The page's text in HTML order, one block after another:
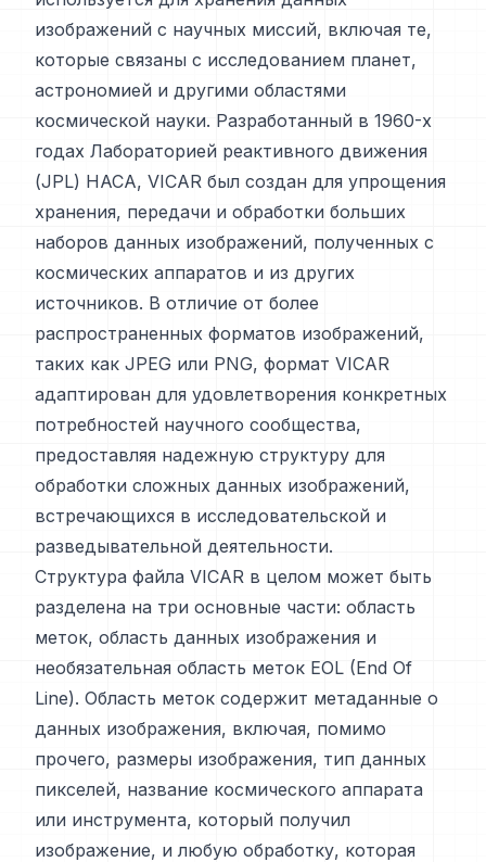
изображений с научных миссий, включая те,
которые связаны с исследованием планет,
астрономией и другими областями
космической науки. Разработанный в 1960-х
годах Лабораторией реактивного движения
(JPL) НАСА, VICAR был создан для упрощения
хранения, передачи и обработки больших
наборов данных изображений, полученных с
космических аппаратов и из других
источников. В отличие от более
распространенных форматов изображений,
таких как JPEG или PNG, формат VICAR
адаптирован для удовлетворения конкретных
потребностей научного сообщества,
предоставляя надежную структуру для
обработки сложных данных изображений,
встречающихся в исследовательской и
разведывательной деятельности.
Структура файла VICAR в целом может быть
разделена на три основные части: область
меток, область данных изображения и
необязательная область меток EOL (End Of
Line). Область меток содержит метаданные о
данных изображения, включая, помимо
прочего, размеры изображения, тип данных
пикселей, название космического аппарата
или инструмента, который получил
изображение, и любую обработку, которая